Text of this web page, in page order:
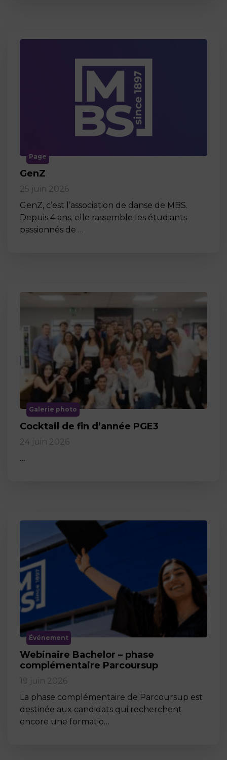
Page
GenZ
25 juin 2026
GenZ, c’est l’association de danse de MBS.
Depuis 4 ans, elle rassemble les étudiants
passionnés de …
Galerie photo
Cocktail de fin d’année PGE3
24 juin 2026
…
Événement
Webinaire Bachelor – phase
complémentaire Parcoursup
19 juin 2026
La phase complémentaire de Parcoursup est
destinée aux candidats qui recherchent
encore une formatio…